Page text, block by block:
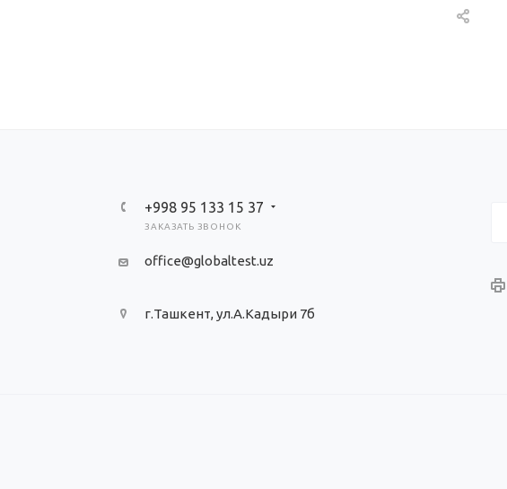
+998 95 133 15 37
ЗАКАЗАТЬ ЗВОНОК
office@globaltest.uz
г.Ташкент, ул.А.Кадыри 7б